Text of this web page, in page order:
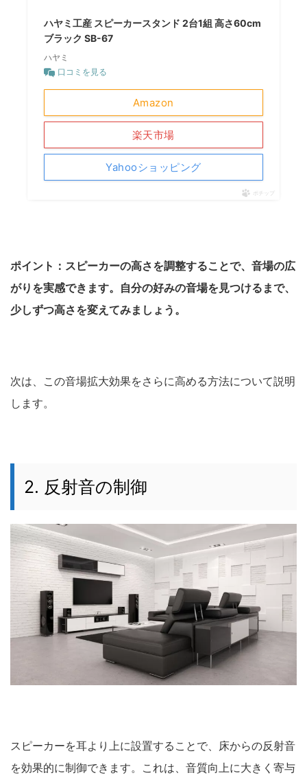
ハヤミ工産 スピーカースタンド 2台1組 高さ60cm
ブラック SB-67
ハヤミ
口コミを見る
Amazon
楽天市場
Yahooショッピング
ポチップ
ポイント：スピーカーの高さを調整することで、音場の広
がりを実感できます。自分の好みの音場を見つけるまで、
少しずつ高さを変えてみましょう。
次は、この音場拡大効果をさらに高める方法について説明
します。
2. 反射音の制御
スピーカーを耳より上に設置することで、床からの反射音
を効果的に制御できます。 これは、音質向上に大きく寄与